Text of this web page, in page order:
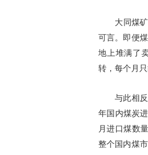
大同煤矿
可言。即便
地上堆满了
转，每个月
与此相反
年国内煤炭
月进口煤数
整个国内煤